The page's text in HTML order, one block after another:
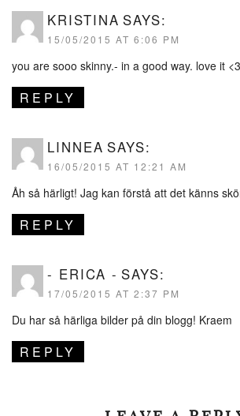
KRISTINA SAYS:
15/05/2015 AT 6:06 PM
you are sooo skinny.- in a good way. love it <3
REPLY
LINNEA SAYS:
16/05/2015 AT 12:21 AM
Åh så härligt! Jag kan förstå att det känns
REPLY
- ERICA - SAYS:
17/05/2015 AT 2:37 PM
Du har så härliga bilder på din blogg! Kraem
REPLY